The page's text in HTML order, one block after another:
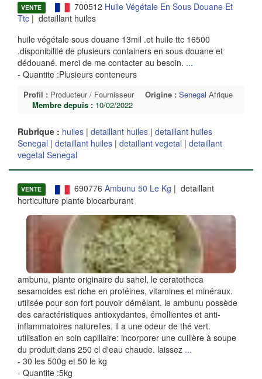
VENTE 700512 Huile Végétale En Sous Douane Et
Ttc | detaillant huiles
huile végétale sous douane 13mil .et huile ttc 16500
.disponibilité de plusieurs containers en sous douane et
dédouané. merci de me contacter au besoin. ...
- Quantite :Plusieurs conteneurs
Profil : Producteur / Fournisseur Origine : Senegal Afrique
Membre depuis : 10/02/2022
Rubrique : huiles | detaillant huiles | detaillant huiles
Senegal | detaillant huiles | detaillant vegetal | detaillant
vegetal Senegal
VENTE 690776 Ambunu 50 Le Kg | detaillant
horticulture plante biocarburant
ambunu, plante originaire du sahel, le ceratotheca
sesamoides est riche en protéines, vitamines et minéraux.
utilisée pour son fort pouvoir démêlant. le ambunu possède
des caractéristiques antioxydantes, émollientes et anti-
inflammatoires naturelles. il a une odeur de thé vert.
utilisation en soin capillaire: incorporer une cuillère à soupe
du produit dans 250 cl d'eau chaude. laissez ...
- 30 les 500g et 50 le kg
- Quantite :5kg